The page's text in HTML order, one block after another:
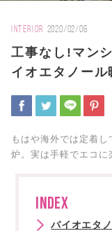
INTERIOR 2020/02/06
工事なし!マン
イオエタノール
もはや海外では定着
炉。実は手軽でエコに
INDEX
バイオエタ